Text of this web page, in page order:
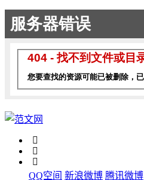
QQ空间 新浪微博 腾讯微博